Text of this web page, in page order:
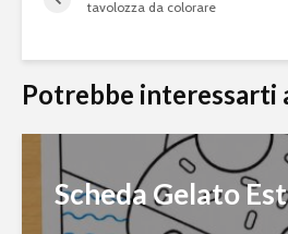
tavolozza da colorare
Potrebbe interessarti
Scheda Gelato